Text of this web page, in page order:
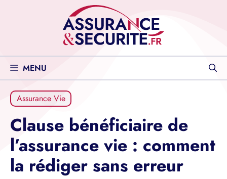
MENU
Assurance Vie
Clause bénéficiaire de
l’assurance vie : comment
la rédiger sans erreur